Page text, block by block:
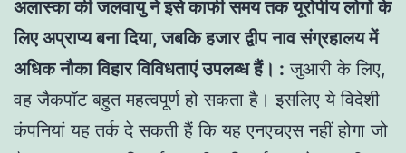
अलास्का की जलवायु ने इसे काफी समय तक यूरोपीय लोगों के
लिए अप्राप्य बना दिया, जबकि हजार द्वीप नाव संग्रहालय में
अधिक नौका विहार विविधताएं उपलब्ध हैं। : जुआरी के लिए,
वह जैकपॉट बहुत महत्वपूर्ण हो सकता है। इसलिए ये विदेशी
कंपनियां यह तर्क दे सकती हैं कि यह एनएचएस नहीं होगा जो